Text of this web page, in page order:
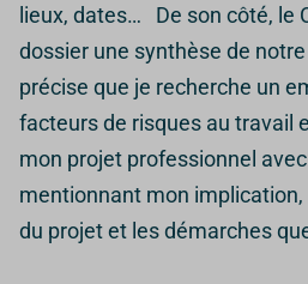
lieux, dates… De son côté, le
dossier une synthèse de
précise que je recherche un
facteurs de risques au travail
mon projet professionnel
mentionnant mon
du projet et les démarches